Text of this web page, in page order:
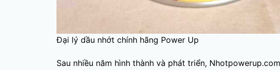
Đại lý dầu nhớt chính hãng Power Up
Sau nhiều năm hình thành và phát triển,